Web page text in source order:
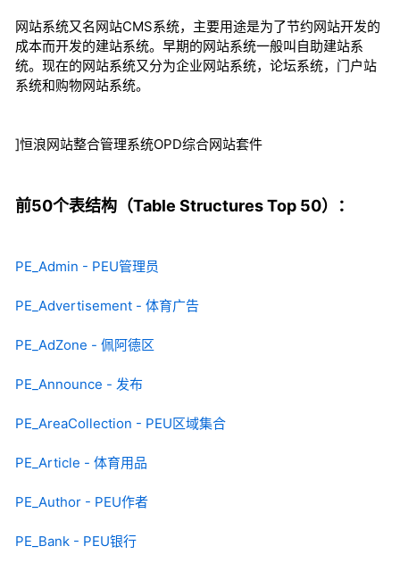
网站系统又名网站CMS系统，主要用途是为了节约网站开发的
成本而开发的建站系统。早期的网站系统一般叫自助建站系
统。现在的网站系统又分为企业网站系统，论坛系统，门户站
系统和购物网站系统。
]恒浪网站整合管理系统OPD综合网站套件
前50个表结构（Table Structures Top 50）：
PE_Admin - PEU管理员
PE_Advertisement - 体育广告
PE_AdZone - 佩阿德区
PE_Announce - 发布
PE_AreaCollection - PEU区域集合
PE_Article - 体育用品
PE_Author - PEU作者
PE_Bank - PEU银行